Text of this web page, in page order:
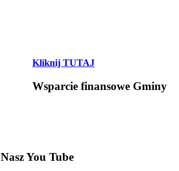
Kliknij TUTAJ
Wsparcie finansowe Gminy
Nasz You Tube